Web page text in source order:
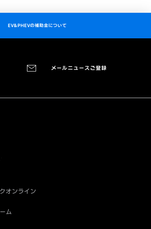
EV&PHEVの補助金について
メールニュースご登録
オンライン
ム